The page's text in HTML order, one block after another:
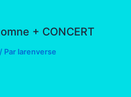
+ CONCERT
/ Par larenverse